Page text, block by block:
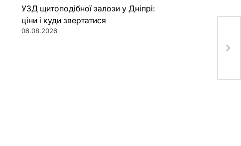
УЗД щитоподібної залози у Дніпрі:
ціни і куди звертатися
06.08.2026